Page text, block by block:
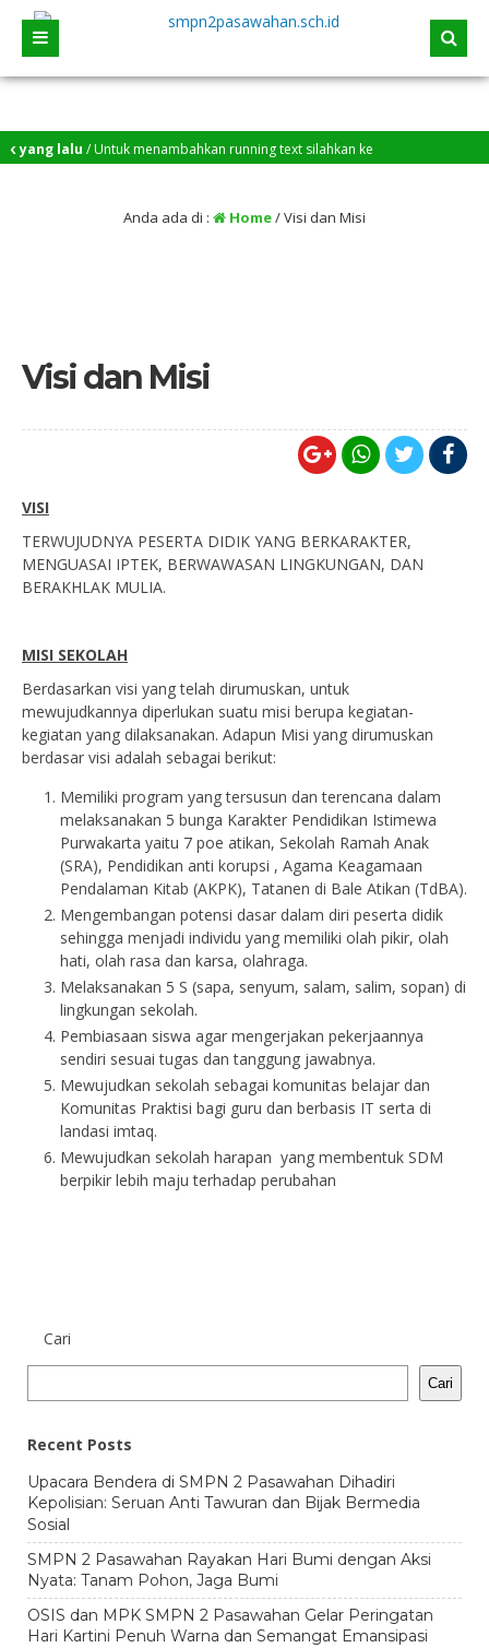
lalu/ Untuk menambahkan running text silahkan ke
> Sekilas Info
Anda ada di : Home/Visi dan Misi
Visi dan Misi
VISI
TERWUJUDNYA PESERTA DIDIK YANG BERKARAKTER,
MENGUASAI IPTEK, BERWAWASAN LINGKUNGAN, DAN
BERAKHLAK MULIA.
MISI SEKOLAH
Berdasarkan visi yang telah dirumuskan, untuk
mewujudkannya diperlukan suatu misi berupa kegiatan-
kegiatan yang dilaksanakan. Adapun Misi yang dirumuskan
berdasar visi adalah sebagai berikut:
Memiliki program yang tersusun dan terencana dalam
melaksanakan 5 bunga Karakter Pendidikan Istimewa
Purwakarta yaitu 7 poe atikan, Sekolah Ramah Anak
(SRA), Pendidikan anti korupsi , Agama Keagamaan
Pendalaman Kitab (AKPK), Tatanen di Bale Atikan (TdBA).
Mengembangan potensi dasar dalam diri peserta didik
sehingga menjadi individu yang memiliki olah pikir, olah
hati, olah rasa dan karsa, olahraga.
Melaksanakan 5 S (sapa, senyum, salam, salim, sopan) di
lingkungan sekolah.
Pembiasaan siswa agar mengerjakan pekerjaannya
sendiri sesuai tugas dan tanggung jawabnya.
Mewujudkan sekolah sebagai komunitas belajar dan
Komunitas Praktisi bagi guru dan berbasis IT serta di
landasi imtaq.
Mewujudkan sekolah harapan yang membentuk SDM
berpikir lebih maju terhadap perubahan
Cari
Cari
Recent Posts
Upacara Bendera di SMPN 2 Pasawahan Dihadiri
Kepolisian: Seruan Anti Tawuran dan Bijak Bermedia
Sosial
SMPN 2 Pasawahan Rayakan Hari Bumi dengan Aksi
Nyata: Tanam Pohon, Jaga Bumi
OSIS dan MPK SMPN 2 Pasawahan Gelar Peringatan
Hari Kartini Penuh Warna dan Semangat Emansipasi